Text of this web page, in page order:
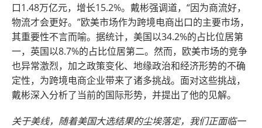
口1.48万亿元，增长15.2%。戴彬强调道，“因为商流好，
物流才会更好。”欧美市场作为跨境电商出口的主要市场，
其重要性不言而喻。据统计，美国以34.2%的占比位居第
一，英国以8.7%的占比位居第二。然而，欧美市场的竞争
也异常激烈，加之政策变化、地缘政治和经济形势的不确
定性，为跨境电商企业带来了诸多挑战。面对这些挑战，
戴彬深入分析了当前的国际形势，并提出了他的见解。
关于美线，随着美国大选结果的尘埃落定，我们正面临一